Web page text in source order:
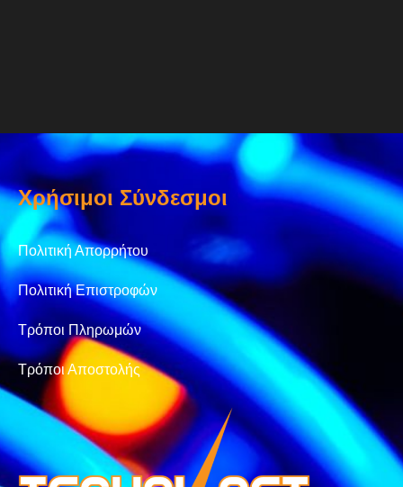
Χρήσιμοι Σύνδεσμοι
Πολιτική Απορρήτου
Πολιτική Επιστροφών
Τρόποι Πληρωμών
Τρόποι Αποστολής